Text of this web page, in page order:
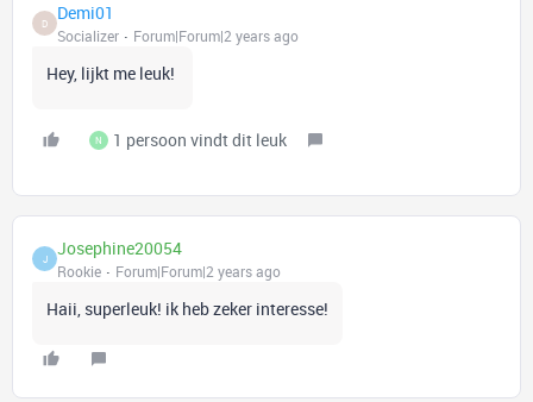
D Demi01
Socializer Forum|Forum|2 years ago
Hey, lijkt me leuk!
N 1 persoon vindt dit leuk
J Josephine20054
Rookie Forum|Forum|2 years ago
Haii, superleuk! ik heb zeker interesse!